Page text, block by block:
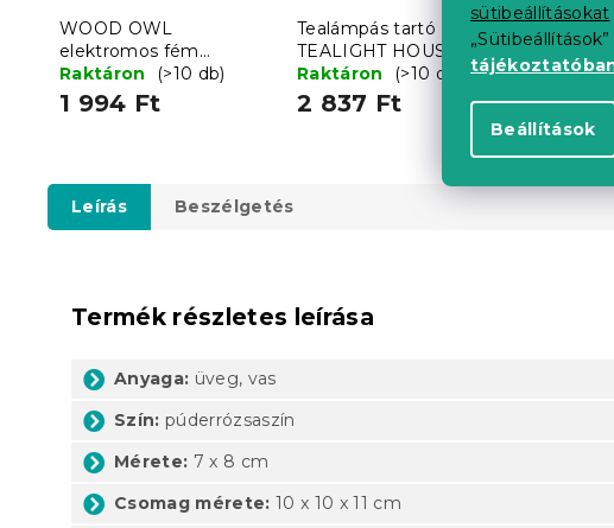
sütibeállításokat
Beállítások
WOOD OWL
elektromos fém
gyertyatartó, fehér
Raktáron (>10 db)
1 994 Ft
Tealámpás tartó
TEALIGHT HOUSE
FACADE, krémszínű
Raktáron (>10 db)
2 837 Ft
Leírás Beszélgetés
Termék részletes leírása
Anyaga: üveg, vas
Szín: púderrózsaszín
Mérete: 7 x 8 cm
Csomag mérete: 10 x 10 x 11 cm